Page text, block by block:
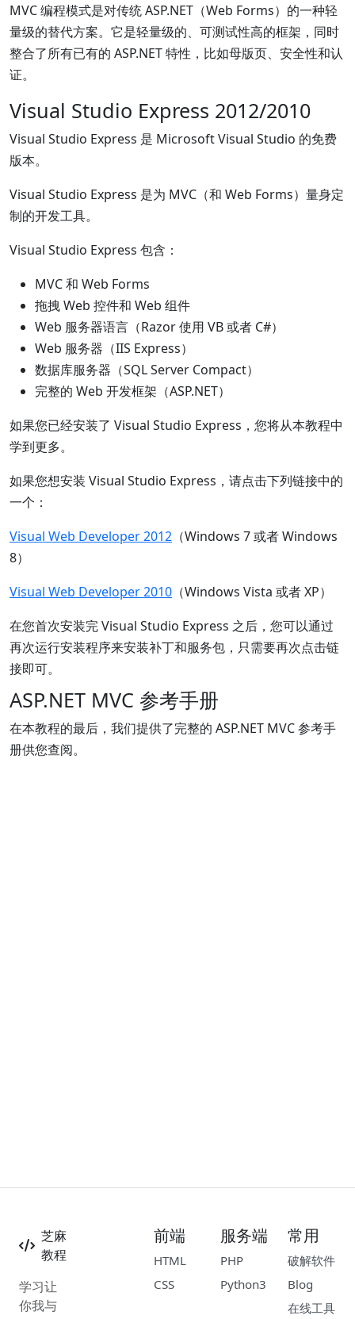
MVC 编程模式是对传统 ASP.NET（Web Forms）的一种轻
量级的替代方案。它是轻量级的、可测试性高的框架，同时
整合了所有已有的 ASP.NET 特性，比如母版页、安全性和认
证。
Visual Studio Express 2012/2010
Visual Studio Express 是 Microsoft Visual Studio 的免费
版本。
Visual Studio Express 是为 MVC（和 Web Forms）量身定
制的开发工具。
Visual Studio Express 包含：
MVC 和 Web Forms
拖拽 Web 控件和 Web 组件
Web 服务器语言（Razor 使用 VB 或者 C#）
Web 服务器（IIS Express）
数据库服务器（SQL Server Compact）
完整的 Web 开发框架（ASP.NET）
如果您已经安装了 Visual Studio Express，您将从本教程中
学到更多。
如果您想安装 Visual Studio Express，请点击下列链接中的
一个：
Visual Web Developer 2012 （Windows 7 或者 Windows
8）
Visual Web Developer 2010 （Windows Vista 或者 XP）
在您首次安装完 Visual Studio Express 之后，您可以通过
再次运行安装程序来安装补丁和服务包，只需要再次点击链
接即可。
ASP.NET MVC 参考手册
在本教程的最后，我们提供了完整的 ASP.NET MVC 参考手
册供您查阅。
芝麻
教程
学习让
你我与
前端
HTML
CSS
服务端
PHP
Python3
常用
破解软件
Blog
在线工具